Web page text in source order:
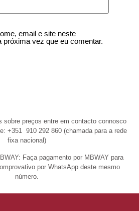
email e site neste
próxima vez que eu comentar.
sobre preços entre em contacto connosco
+351 910 292 860 (chamada para a rede
fixa nacional)
Faça pagamento por MBWAY para
por WhatsApp deste mesmo
número.